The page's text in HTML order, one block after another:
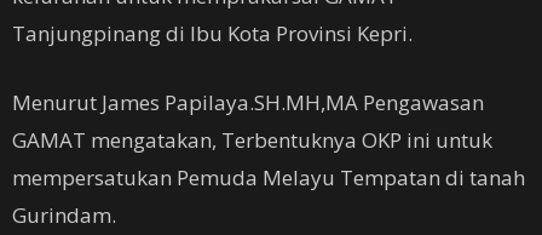
Tanjungpinang di Ibu Kota Provinsi Kepri.
Menurut James Papilaya.SH.MH,MA Pengawasan
GAMAT mengatakan, Terbentuknya OKP ini untuk
mempersatukan Pemuda Melayu Tempatan di tanah
Gurindam.